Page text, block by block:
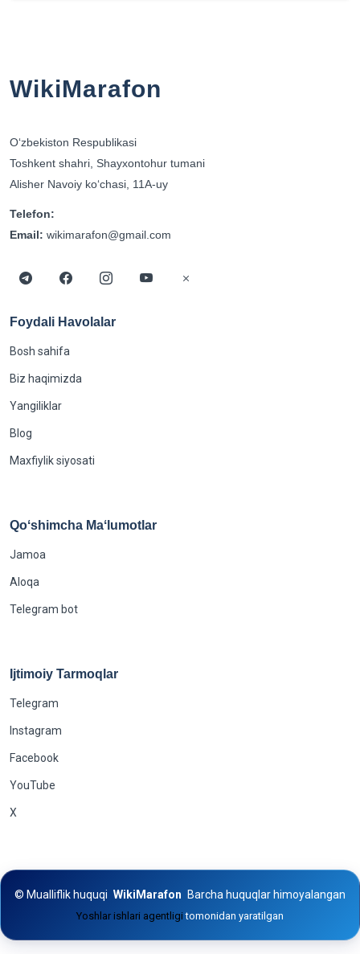
WikiMarafon
Oʻzbekiston Respublikasi
Toshkent shahri, Shayxontohur tumani
Alisher Navoiy koʻchasi, 11A-uy
Telefon:
Email: wikimarafon@gmail.com
Foydali Havolalar
Bosh sahifa
Biz haqimizda
Yangiliklar
Blog
Maxfiylik siyosati
Qoʻshimcha Maʻlumotlar
Jamoa
Aloqa
Telegram bot
Ijtimoiy Tarmoqlar
Telegram
Instagram
Facebook
YouTube
X
© Mualliflik huquqi WikiMarafon Barcha huquqlar himoyalangan
Yoshlar ishlari agentligitomonidan yaratilgan